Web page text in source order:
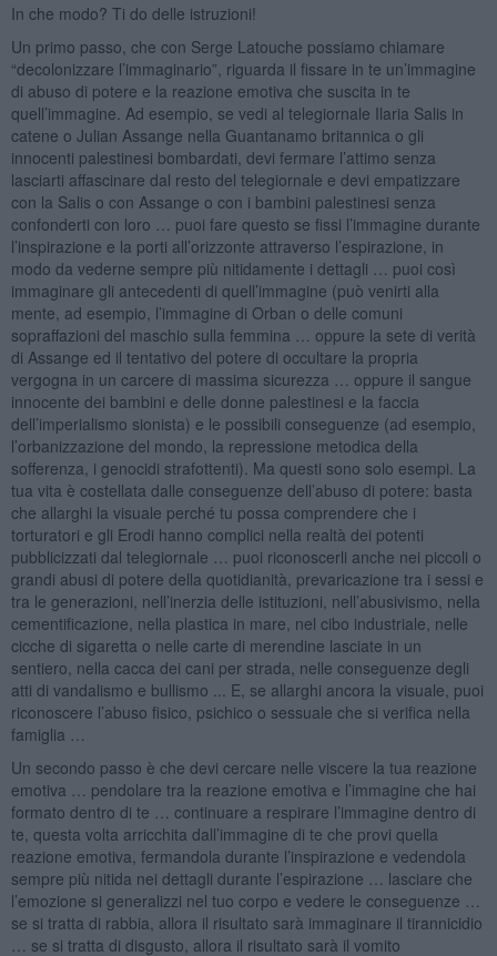
In che modo? Ti do delle istruzioni!
Un primo passo, che con Serge Latouche possiamo chiamare
“decolonizzare l’immaginario”, riguarda il fissare in te un’immagine
di abuso di potere e la reazione emotiva che suscita in te
quell’immagine. Ad esempio, se vedi al telegiornale Ilaria Salis in
catene o Julian Assange nella Guantanamo britannica o gli
innocenti palestinesi bombardati, devi fermare l’attimo senza
lasciarti affascinare dal resto del telegiornale e devi empatizzare
con la Salis o con Assange o con i bambini palestinesi senza
confonderti con loro … puoi fare questo se fissi l’immagine durante
l’inspirazione e la porti all’orizzonte attraverso l’espirazione, in
modo da vederne sempre più nitidamente i dettagli … puoi così
immaginare gli antecedenti di quell’immagine (può venirti alla
mente, ad esempio, l’immagine di Orban o delle comuni
sopraffazioni del maschio sulla femmina … oppure la sete di verità
di Assange ed il tentativo del potere di occultare la propria
vergogna in un carcere di massima sicurezza … oppure il sangue
innocente dei bambini e delle donne palestinesi e la faccia
dell’imperialismo sionista) e le possibili conseguenze (ad esempio,
l’orbanizzazione del mondo, la repressione metodica della
sofferenza, i genocidi strafottenti). Ma questi sono solo esempi. La
tua vita è costellata dalle conseguenze dell’abuso di potere: basta
che allarghi la visuale perché tu possa comprendere che i
torturatori e gli Erodi hanno complici nella realtà dei potenti
pubblicizzati dal telegiornale … puoi riconoscerli anche nei piccoli o
grandi abusi di potere della quotidianità, prevaricazione tra i sessi e
tra le generazioni, nell’inerzia delle istituzioni, nell’abusivismo, nella
cementificazione, nella plastica in mare, nel cibo industriale, nelle
cicche di sigaretta o nelle carte di merendine lasciate in un
sentiero, nella cacca dei cani per strada, nelle conseguenze degli
atti di vandalismo e bullismo ... E, se allarghi ancora la visuale, puoi
riconoscere l’abuso fisico, psichico o sessuale che si verifica nella
famiglia …
Un secondo passo è che devi cercare nelle viscere la tua reazione
emotiva … pendolare tra la reazione emotiva e l’immagine che hai
formato dentro di te … continuare a respirare l’immagine dentro di
te, questa volta arricchita dall’immagine di te che provi quella
reazione emotiva, fermandola durante l’inspirazione e vedendola
sempre più nitida nei dettagli durante l’espirazione … lasciare che
l’emozione si generalizzi nel tuo corpo e vedere le conseguenze …
se si tratta di rabbia, allora il risultato sarà immaginare il tirannicidio
… se si tratta di disgusto, allora il risultato sarà il vomito